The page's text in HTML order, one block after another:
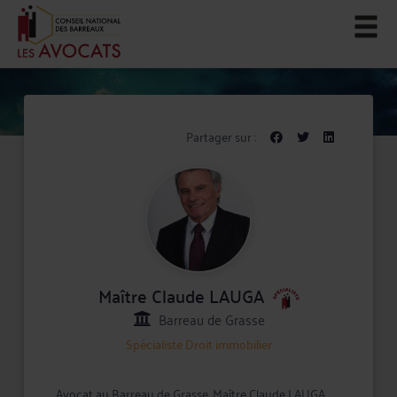
Partager sur :
Maître Claude LAUGA
Barreau de Grasse
SpécialisteDroit immobilier